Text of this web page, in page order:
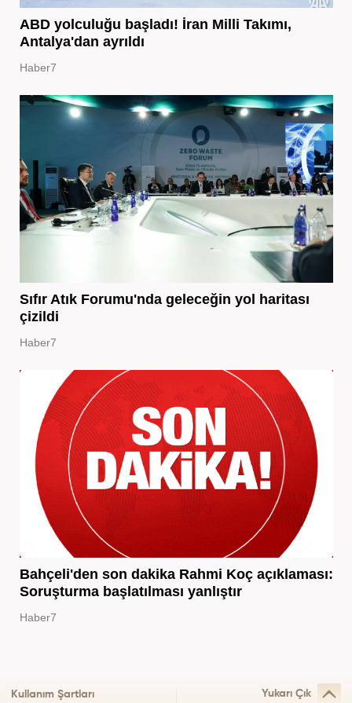
ABD yolculuğu başladı! İran Milli Takımı,
Antalya'dan ayrıldı
Haber7
Sıfır Atık Forumu'nda geleceğin yol haritası
çizildi
Haber7
Bahçeli'den son dakika Rahmi Koç açıklaması:
Soruşturma başlatılması yanlıştır
Haber7
Kullanım Şartları Yukarı Çık